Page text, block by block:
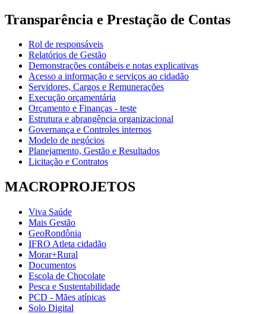
Transparência e Prestação de Contas
Rol de responsáveis
Relatórios de Gestão
Demonstrações contábeis e notas explicativas
Acesso a informação e serviços ao cidadão
Servidores, Cargos e Remunerações
Execução orçamentária
Orçamento e Finanças - teste
Estrutura e abrangência organizacional
Governança e Controles internos
Modelo de negócios
Planejamento, Gestão e Resultados
Licitação e Contratos
MACROPROJETOS
Viva Saúde
Mais Gestão
GeoRondônia
IFRO Atleta cidadão
Morar+Rural
Documentos
Escola de Chocolate
Pesca e Sustentabilidade
PCD - Mães atípicas
Solo Digital